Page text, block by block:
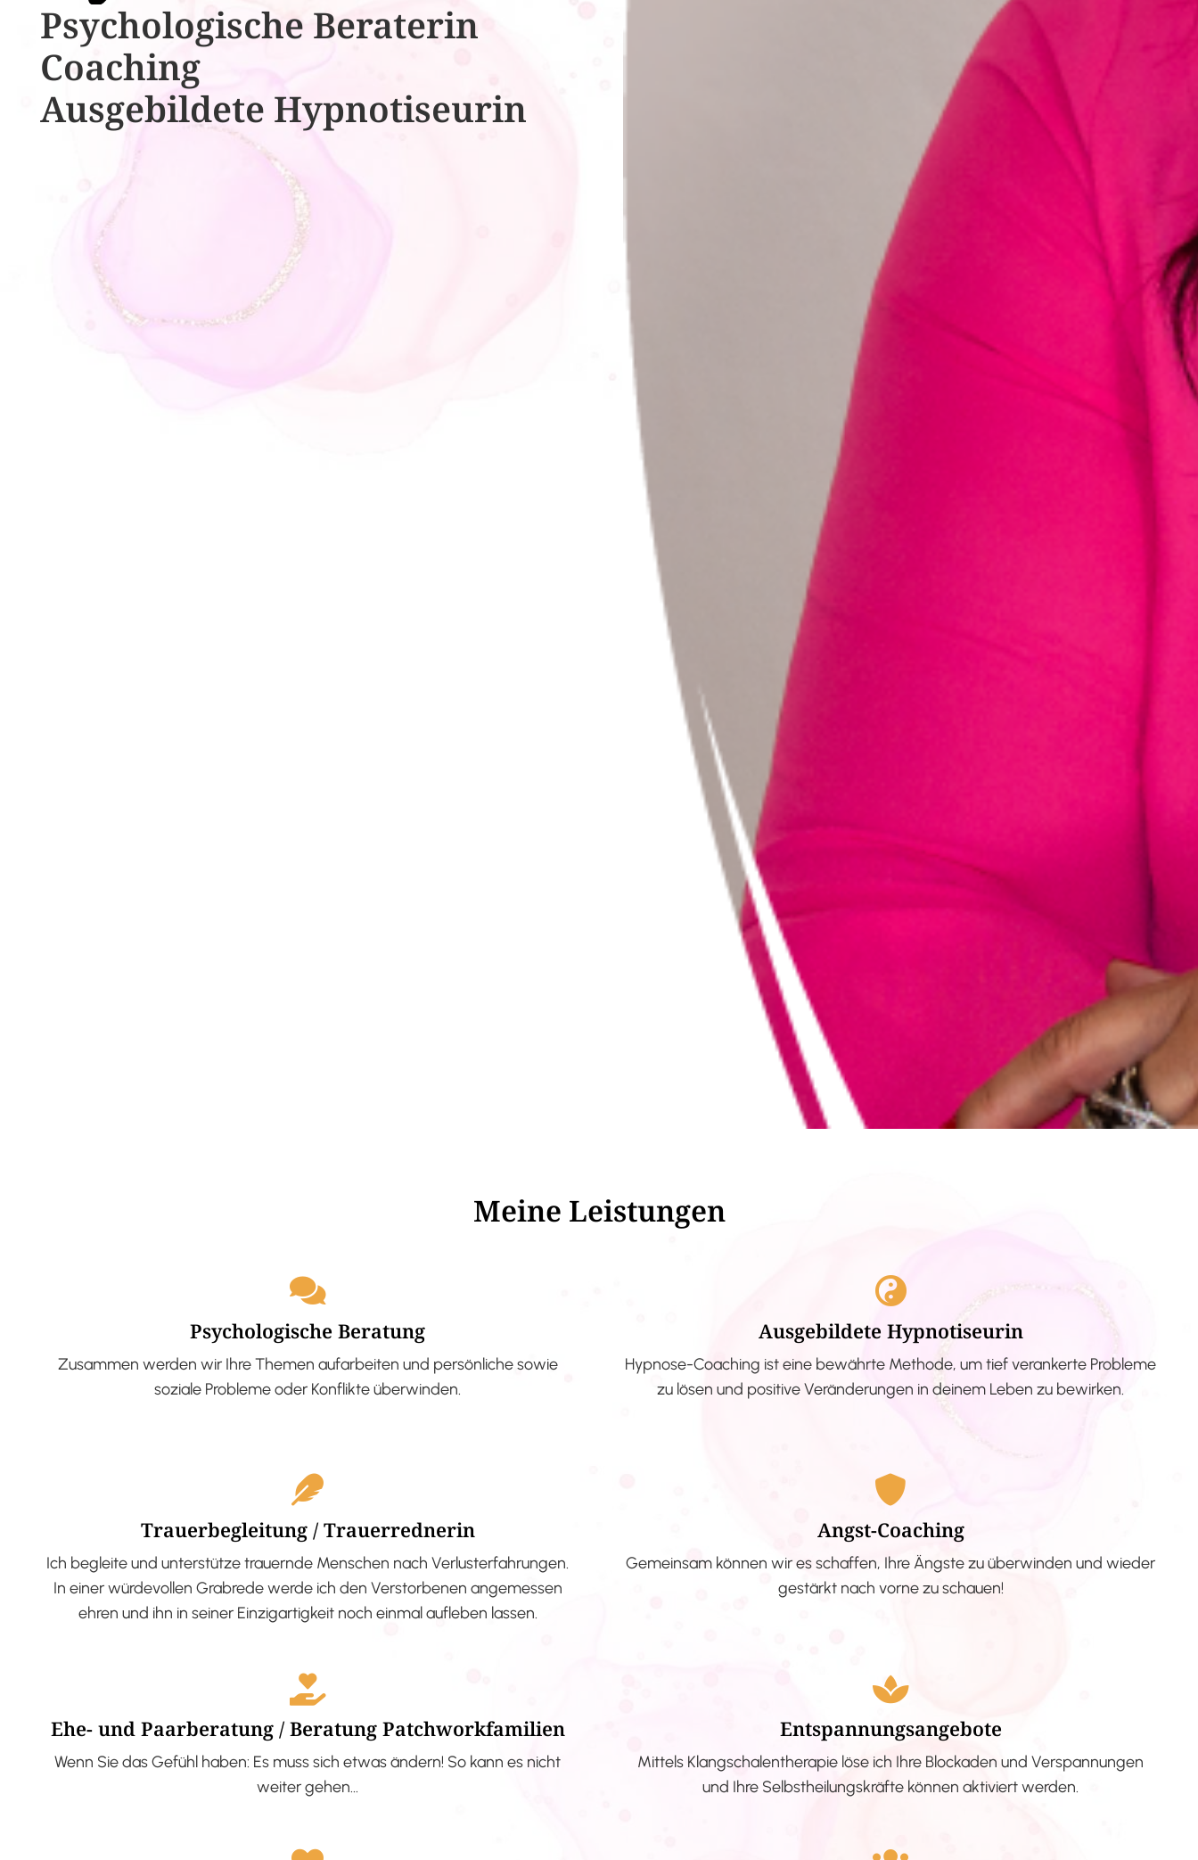
Psychologische ​​Beraterin
Coaching
Ausgebildete​ ​Hypnotiseurin
Meine Leistungen
Psychologische Beratung
Zusammen werden wir Ihre Themen aufarbeiten und persönliche sowie
soziale Probleme oder Konflikte überwinden.
Ausgebildete Hypnotiseurin
Hypnose-Coaching ist eine bewährte Methode, um tief verankerte Probleme
zu lösen und positive Veränderungen in deinem Leben zu bewirken.
Trauerbegleitung / Trauerrednerin
Ich begleite und unterstütze trauernde Menschen nach Verlusterfahrungen.
In einer würdevollen Grabrede werde ich den Verstorbenen angemessen
ehren und ihn in seiner Einzigartigkeit noch einmal aufleben lassen.
Angst-Coaching
Gemeinsam können wir es schaffen, Ihre Ängste zu überwinden und wieder
gestärkt nach vorne zu schauen!
Ehe- und Paarberatung / Beratung Patchworkfamilien
Wenn Sie das Gefühl haben: Es muss sich etwas ändern! So kann es nicht
weiter gehen…
Entspannungsangebote
Mittels Klangschalentherapie löse ich Ihre Blockaden und Verspannungen
und Ihre Selbstheilungskräfte können aktiviert werden.